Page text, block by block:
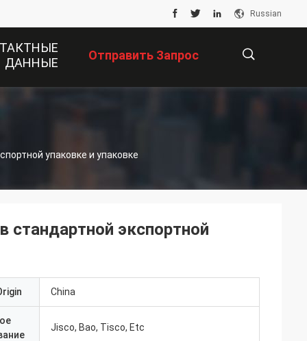
Russian
ДАННЫЕ
Отправить Запрос
упаковке и упаковке
экспортной
China
Jisco, Bao, Tisco, Etc